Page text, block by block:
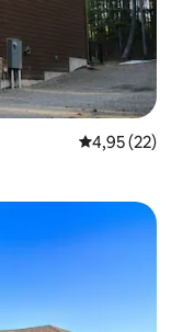
4,95 de uma
4,95 (22)